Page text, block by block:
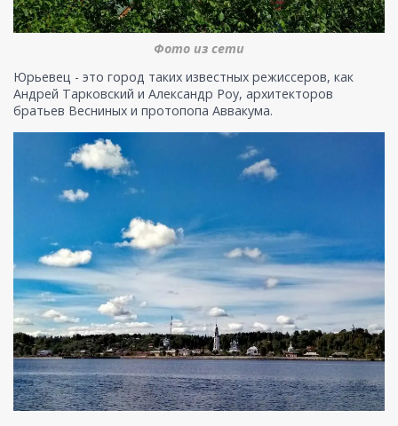
Фото из сети
Юрьевец - это город таких известных режиссеров, как
Андрей Тарковский и Александр Роу, архитекторов
братьев Весниных и протопопа Аввакума.